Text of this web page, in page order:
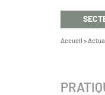
Vous
Accueil >